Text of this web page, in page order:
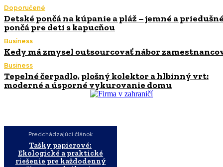
Doporučené
Detské pončá na kúpanie a pláž – jemné a
pončá pre deti s kapucňou
Business
Kedy má zmysel outsourcovať nábor
Business
Tepelné čerpadlo, plošný kolektor a hlbinný vrt:
moderné a úsporné vykurovanie domu
Predchádzajúci článok
Tašky papierové:
Ekologické a praktické
riešenie pre každodenný